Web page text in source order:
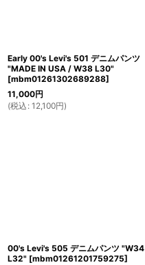
Early 00's Levi's 501 デニムパンツ
"MADE IN USA / W38 L30"
[mbm01261302689288]
11,000円
(税込 : 12,100円)
00's Levi's 505 デニムパンツ "W34
L32" [mbm01261201759275]